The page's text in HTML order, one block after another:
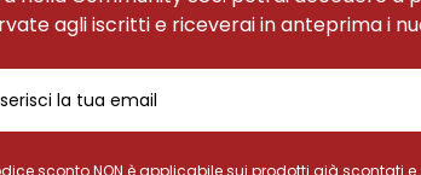
agli iscritti e riceverai in anteprima i
sconto NON è applicabile sui prodotti già scontati